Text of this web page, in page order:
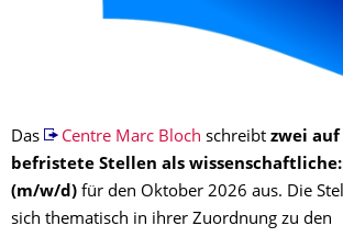
Das Centre Marc Bloch schreibt zwei auf
befristete Stellen als
(m/w/d) für den Oktober 2026 aus. Die
sich thematisch in ihrer Zuordnung zu den